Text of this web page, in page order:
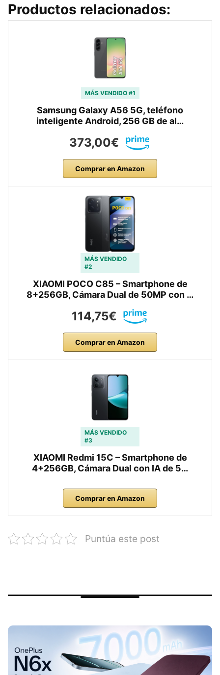
Productos relacionados:
MÁS VENDIDO #1
Samsung Galaxy A56 5G, teléfono
inteligente Android, 256 GB de al…
373,00€
Comprar en Amazon
MÁS VENDIDO
#2
XIAOMI POCO C85 – Smartphone de
8+256GB, Cámara Dual de 50MP con …
114,75€
Comprar en Amazon
MÁS VENDIDO
#3
XIAOMI Redmi 15C – Smartphone de
4+256GB, Cámara Dual con IA de 5…
Comprar en Amazon
Puntúa este post